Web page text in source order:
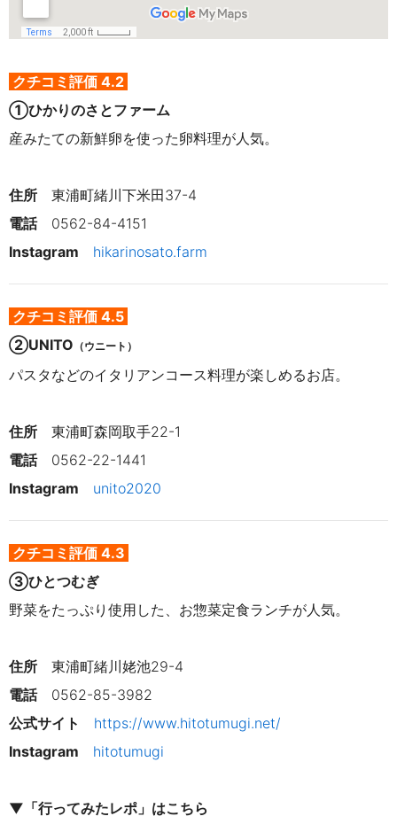
クチコミ評価 4.2
①ひかりのさとファーム
産みたての新鮮卵を使った卵料理が人気。
住所 東浦町緒川下米田37-4
電話 0562-84-4151
Instagram hikarinosato.farm
クチコミ評価 4.5
②UNITO （ウニート）
パスタなどのイタリアンコース料理が楽しめるお店。
住所 東浦町森岡取手22-1
電話
0562-22-1441
Instagram unito2020
クチコミ評価 4.3
③ひとつむぎ
野菜をたっぷり使用した、お惣菜定食ランチが人気。
住所
東浦町緒川姥池29-4
電話
0562-85-3982
公式サイト https://www.hitotumugi.net/
Instagram
hitotumugi
▼「行ってみたレポ」はこちら